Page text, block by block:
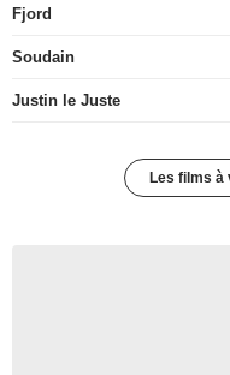
Fjord
Soudain
Justin le Juste
Les films à